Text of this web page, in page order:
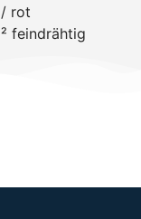
rot
feindrähtig